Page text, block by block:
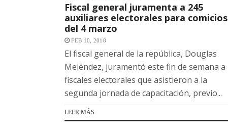
Fiscal general juramenta a 245
auxiliares electorales para comicios
del 4 marzo
FEB 10, 2018
El fiscal general de la república, Douglas
Meléndez, juramentó este fin de semana a
fiscales electorales que asistieron a la
segunda jornada de capacitación, previo...
LEER MÁS